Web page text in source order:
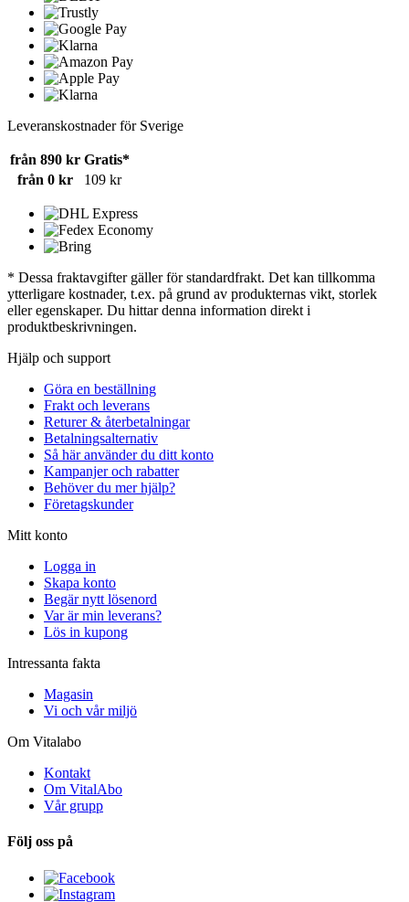
Leveranskostnader för Sverige
från 890 kr Gratis*
från 0 kr
109 kr
* Dessa fraktavgifter gäller för standardfrakt. Det kan tillkomma
ytterligare kostnader, t.ex. på grund av produkternas vikt, storlek
eller egenskaper. Du hittar denna information direkt i
produktbeskrivningen.
Hjälp och support
Göra en beställning
Frakt och leverans
Returer & återbetalningar
Betalningsalternativ
Så här använder du ditt konto
Kampanjer och rabatter
Behöver du mer hjälp?
Företagskunder
Mitt konto
Logga in
Skapa konto
Begär nytt lösenord
Var är min leverans?
Lös in kupong
Intressanta fakta
Magasin
Vi och vår miljö
Om Vitalabo
Kontakt
Om VitalAbo
Vår grupp
Följ oss på